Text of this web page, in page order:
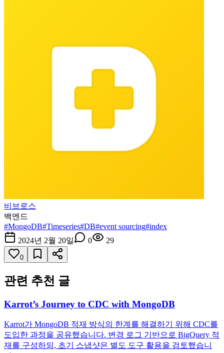
비브로스
백엔드
#MongoDB#Timeseries#DB#event sourcing#index
2024년 2월 20일
0 29
0
관련 추천 글
Karrot’s Journey to CDC with MongoDB
Karrot가 MongoDB 적재 방식의 한계를 해결하기 위해 CDC를
도입한 과정을 공유했습니다. 변경 로그 기반으로 BigQuery 적
재를 구성하되, 초기 스냅샷은 별도 도구 활용을 검토했습니